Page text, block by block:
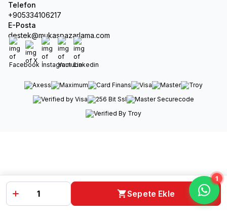
1
Sepete Ekle
Telefon
+905334106217
E-Posta
destek@mukaspazarlama.com
Facebook
X İnstagram
Youtube